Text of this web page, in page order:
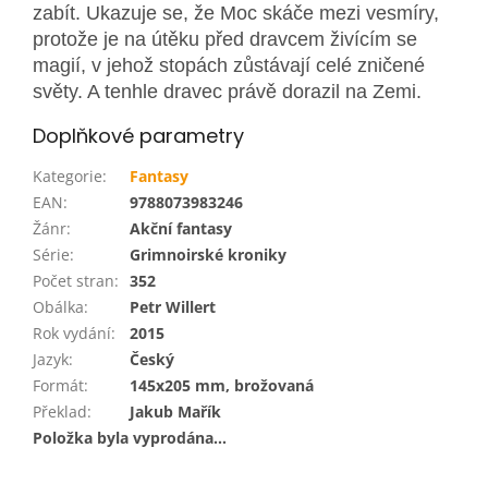
zabít. Ukazuje se, že Moc skáče mezi vesmíry,
protože je na útěku před dravcem živícím se
magií, v jehož stopách zůstávají celé zničené
světy. A tenhle dravec právě dorazil na Zemi.
Doplňkové parametry
Kategorie:
Fantasy
EAN:
9788073983246
Žánr:
Akční fantasy
Série:
Grimnoirské kroniky
Počet stran: 352
Obálka:
Petr Willert
Rok vydání:
2015
Jazyk:
Český
Formát:
145x205 mm, brožovaná
Překlad:
Jakub Mařík
Položka byla vyprodána…